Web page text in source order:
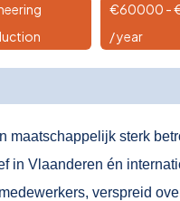
€60000 -
/ year
maatschappelijk sterk
in Vlaanderen én
verspreid